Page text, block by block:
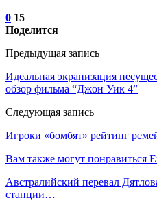
0 15
Поделится
Предыдущая запись
Идеальная экранизация
обзор фильма “Джон Уик 4”
Следующая запись
Игроки «бомбят» рейтинг
Вам также могут понравиться
Австралийский перевал
станции…